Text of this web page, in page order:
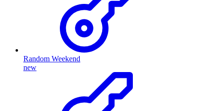
Random Weekend
new